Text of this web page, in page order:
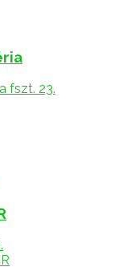
fszt. 23.